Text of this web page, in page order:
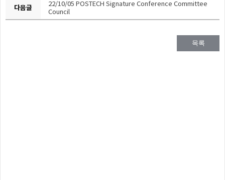
다음글
22/10/05 POSTECH Signature Conference Committee
Council
목록